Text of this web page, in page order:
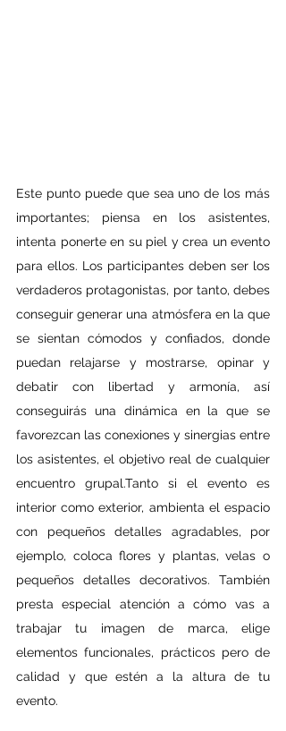
Este punto puede que sea uno de los más
importantes; piensa en los asistentes,
intenta ponerte en su piel y crea un evento
para ellos. Los participantes deben ser los
verdaderos protagonistas, por tanto, debes
conseguir generar una atmósfera en la que
se sientan cómodos y confiados, donde
puedan relajarse y mostrarse, opinar y
debatir con libertad y armonía, así
conseguirás una dinámica en la que se
favorezcan las conexiones y sinergias entre
los asistentes, el objetivo real de cualquier
encuentro grupal.Tanto si el evento es
interior como exterior, ambienta el espacio
con pequeños detalles agradables, por
ejemplo, coloca flores y plantas, velas o
pequeños detalles decorativos. También
presta especial atención a cómo vas a
trabajar tu imagen de marca, elige
elementos funcionales, prácticos pero de
calidad y que estén a la altura de tu
evento.